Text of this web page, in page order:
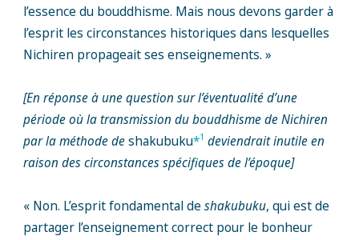
l’essence du bouddhisme. Mais nous devons garder à
l’esprit les circonstances historiques dans lesquelles
Nichiren propageait ses enseignements. »
[En réponse à une question sur l’éventualité d’une
période où la transmission du bouddhisme de Nichiren
par la méthode deshakubuku*1 deviendrait inutile en
raison des circonstances spécifiques de l’époque]
« Non. L’esprit fondamental de shakubuku, qui est de
partager l’enseignement correct pour le bonheur